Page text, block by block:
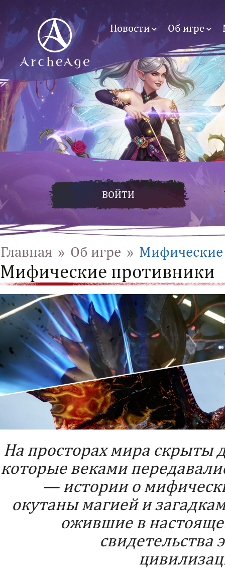
Новости Об игре
ВОЙТИ
Главная » Об игре »
Мифические противники
На просторах мира скрыты
которые веками
— истории о
окутаны магией и
ожившие в
свидетельства